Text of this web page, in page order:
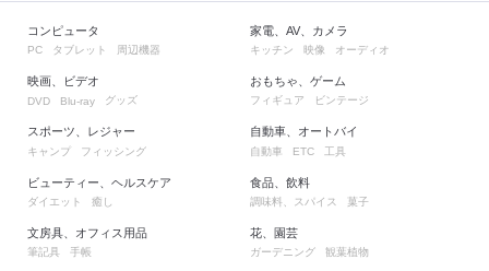
コンピュータ
PC タブレット 周辺機器
映画、ビデオ
DVD Blu-ray グッズ
スポーツ、レジャー
キャンプ フィッシング
ビューティー、ヘルスケア
ダイエット 癒し
文房具、オフィス用品
筆記具 手帳
家電、AV、カメラ
キッチン 映像 オーディオ
おもちゃ、ゲーム
フィギュア ビンテージ
自動車、オートバイ
自動車 ETC 工具
食品、飲料
調味料、スパイス 菓子
花、園芸
ガーデニング 観葉植物